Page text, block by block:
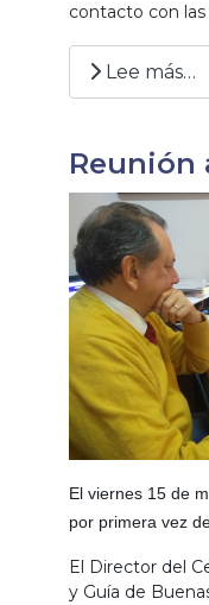
contacto con las
Lee más…
Reunión
El viernes 15 de
por primera vez
El Director del
y Guía de